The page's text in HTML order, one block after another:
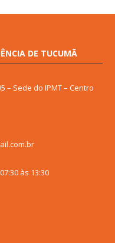
DE TUCUMÃ
– Sede do IPMT – Centro
às 13:30